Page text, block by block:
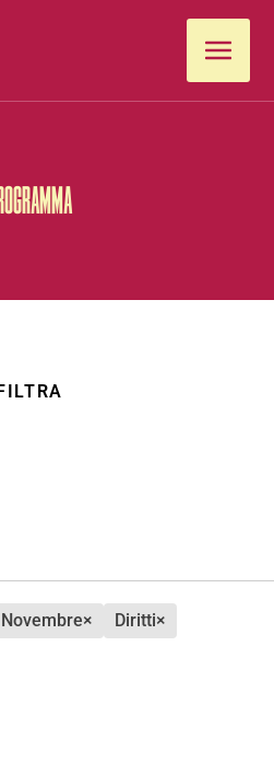
× diritti×